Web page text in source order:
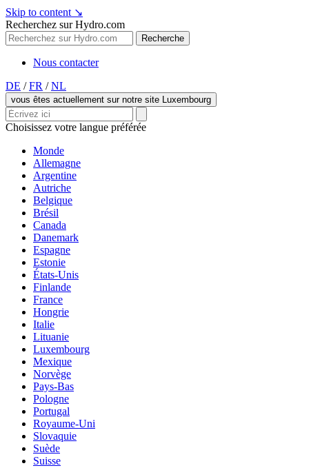
Skip to content ↘
Recherchez sur Hydro.com
Recherche
Nous contacter
DE / FR / NL
vous êtes actuellement sur notre site Luxembourg
Choisissez votre langue préférée
Monde
Allemagne
Argentine
Autriche
Belgique
Brésil
Canada
Danemark
Espagne
Estonie
États-Unis
Finlande
France
Hongrie
Italie
Lituanie
Luxembourg
Mexique
Norvège
Pays-Bas
Pologne
Portugal
Royaume-Uni
Slovaquie
Suède
Suisse